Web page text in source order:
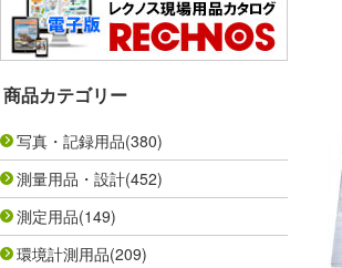
商品カテゴリー
写真・記録用品(380)
測量用品・設計(452)
測定用品(149)
環境計測用品(209)